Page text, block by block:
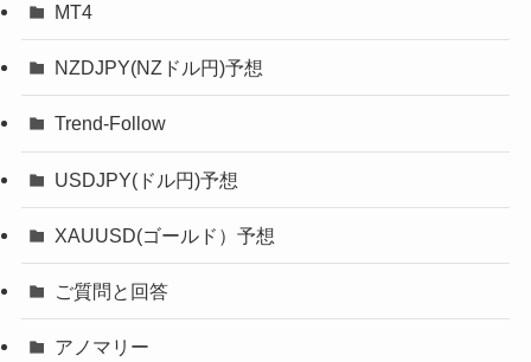
MT4
NZDJPY(NZドル円)予想
Trend-Follow
USDJPY(ドル円)予想
XAUUSD(ゴールド）予想
ご質問と回答
アノマリー